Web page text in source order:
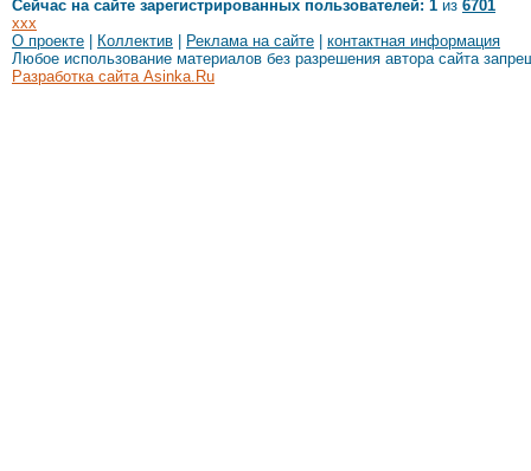
Сейчас на сайте зарегистрированных пользователей: 1 из 6701
xxx
О проекте
Коллектив Реклама на сайте
контактная информация
Любое использование материалов без разрешения автора сайта
Разработка сайта Asinka.Ru